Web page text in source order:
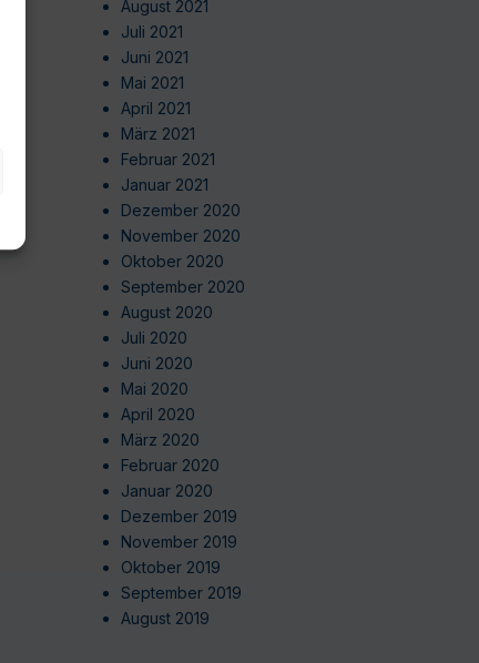
August 2021
Juli 2021
Juni 2021
Mai 2021
April 2021
März 2021
Februar 2021
Januar 2021
Dezember 2020
November 2020
Oktober 2020
September 2020
August 2020
Juli 2020
Juni 2020
Mai 2020
April 2020
März 2020
Februar 2020
Januar 2020
Dezember 2019
November 2019
Oktober 2019
September 2019
August 2019